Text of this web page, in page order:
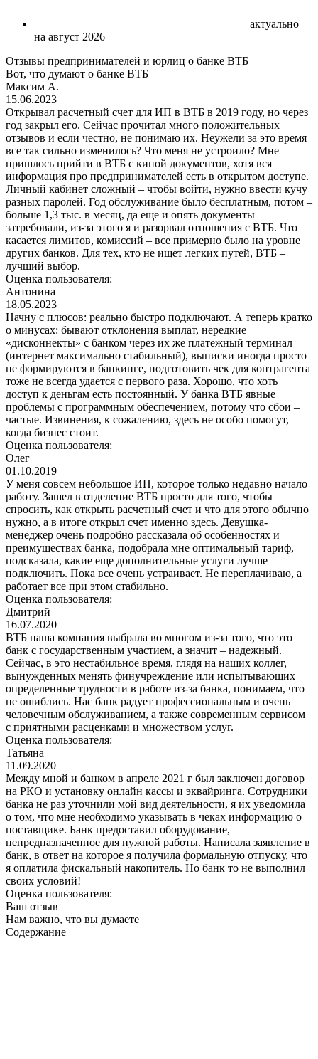
актуально
на август 2026
Отзывы предпринимателей и юрлиц о банке ВТБ
Вот, что думают о банке ВТБ
Максим А.
15.06.2023
Открывал расчетный счет для ИП в ВТБ в 2019 году, но через
год закрыл его. Сейчас прочитал много положительных
отзывов и если честно, не понимаю их. Неужели за это время
все так сильно изменилось? Что меня не устроило? Мне
пришлось прийти в ВТБ с кипой документов, хотя вся
информация про предпринимателей есть в открытом доступе.
Личный кабинет сложный – чтобы войти, нужно ввести кучу
разных паролей. Год обслуживание было бесплатным, потом –
больше 1,3 тыс. в месяц, да еще и опять документы
затребовали, из-за этого я и разорвал отношения с ВТБ. Что
касается лимитов, комиссий – все примерно было на уровне
других банков. Для тех, кто не ищет легких путей, ВТБ –
лучший выбор.
Оценка пользователя:
Антонина
18.05.2023
Начну с плюсов: реально быстро подключают. А теперь кратко
о минусах: бывают отклонения выплат, нередкие
«дисконнекты» с банком через их же платежный терминал
(интернет максимально стабильный), выписки иногда просто
не формируются в банкинге, подготовить чек для контрагента
тоже не всегда удается с первого раза. Хорошо, что хоть
доступ к деньгам есть постоянный. У банка ВТБ явные
проблемы с программным обеспечением, потому что сбои –
частые. Извинения, к сожалению, здесь не особо помогут,
когда бизнес стоит.
Оценка пользователя:
Олег
01.10.2019
У меня совсем небольшое ИП, которое только недавно начало
работу. Зашел в отделение ВТБ просто для того, чтобы
спросить, как открыть расчетный счет и что для этого обычно
нужно, а в итоге открыл счет именно здесь. Девушка-
менеджер очень подробно рассказала об особенностях и
преимуществах банка, подобрала мне оптимальный тариф,
подсказала, какие еще дополнительные услуги лучше
подключить. Пока все очень устраивает. Не переплачиваю, а
работает все при этом стабильно.
Оценка пользователя:
Дмитрий
16.07.2020
ВТБ наша компания выбрала во многом из-за того, что это
банк с государственным участием, а значит – надежный.
Сейчас, в это нестабильное время, глядя на наших коллег,
вынужденных менять финучреждение или испытывающих
определенные трудности в работе из-за банка, понимаем, что
не ошиблись. Нас банк радует профессиональным и очень
человечным обслуживанием, а также современным сервисом
с приятными расценками и множеством услуг.
Оценка пользователя:
Татьяна
11.09.2020
Между мной и банком в апреле 2021 г был заключен договор
на РКО и установку онлайн кассы и эквайринга. Сотрудники
банка не раз уточнили мой вид деятельности, я их уведомила
о том, что мне необходимо указывать в чеках информацию о
поставщике. Банк предоставил оборудование,
непредназначенное для нужной работы. Написала заявление в
банк, в ответ на которое я получила формальную отпуску, что
я оплатила фискальный накопитель. Но банк то не выполнил
своих условий!
Оценка пользователя:
Ваш отзыв
Нам важно, что вы думаете
Содержание